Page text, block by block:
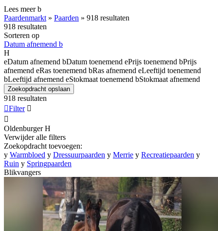
Lees meerb
Paardenmarkt » Paarden » 918 resultaten
918 resultaten
Sorteren op
Datum afnemend b
H
eDatum afnemend bDatum toenemend ePrijs toenemend bPrijs
afnemend eRas toenemend bRas afnemend eLeeftijd toenemend
bLeeftijd afnemend eStokmaat toenemend bStokmaat afnemend
Zoekopdracht opslaan
918 resultaten
Filter 

Oldenburger H
Verwijder alle filters
Zoekopdracht toevoegen:
y Warmbloed y Dressuurpaarden y Merrie y Recreatiepaarden y
Ruin y Springpaarden
Blikvangers